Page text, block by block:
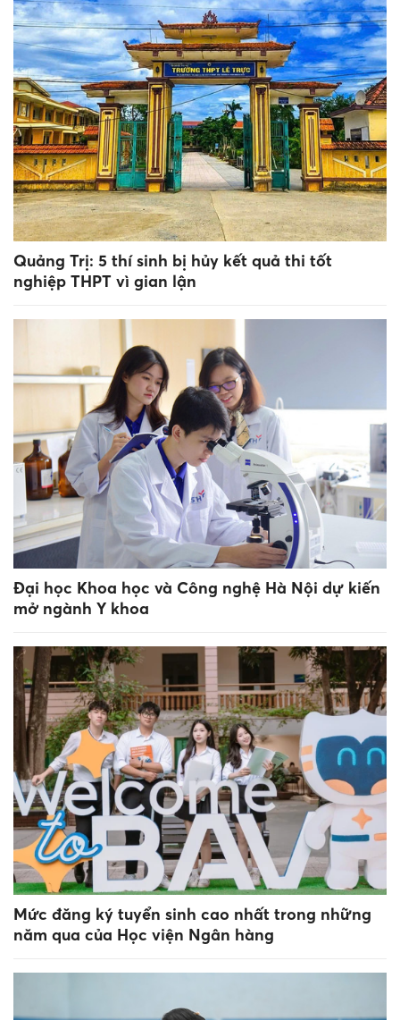
Quảng Trị: 5 thí sinh bị hủy kết quả thi tốt
nghiệp THPT vì gian lận
Đại học Khoa học và Công nghệ Hà Nội dự kiến
mở ngành Y khoa
Mức đăng ký tuyển sinh cao nhất trong những
năm qua của Học viện Ngân hàng